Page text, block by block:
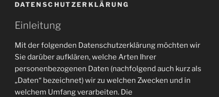
DATENSCHUTZERKLÄRUNG
Einleitung
Mit der folgenden Datenschutzerklärung möchten wir
Sie darüber aufklären, welche Arten Ihrer
personenbezogenen Daten (nachfolgend auch kurz als
„Daten“ bezeichnet) wir zu welchen Zwecken und in
welchem Umfang verarbeiten. Die